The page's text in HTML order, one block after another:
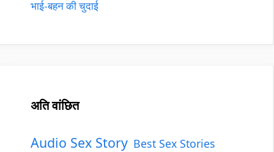
भाई-बहन की चुदाई
अति वांछित
Audio Sex Story Best Sex Stories